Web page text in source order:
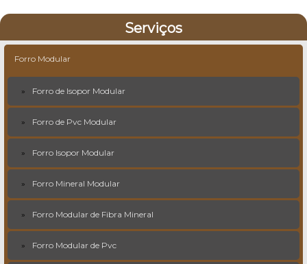
Serviços
Forro Modular
Forro de Isopor Modular
Forro de Pvc Modular
Forro Isopor Modular
Forro Mineral Modular
Forro Modular de Fibra Mineral
Forro Modular de Pvc